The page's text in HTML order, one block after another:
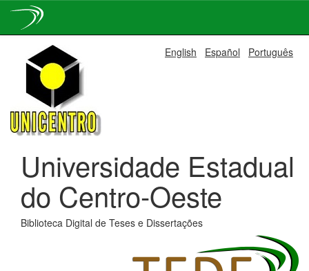
navigation
English Español Português
Universidade Estadual
do Centro-Oeste
Biblioteca Digital de Teses e Dissertações